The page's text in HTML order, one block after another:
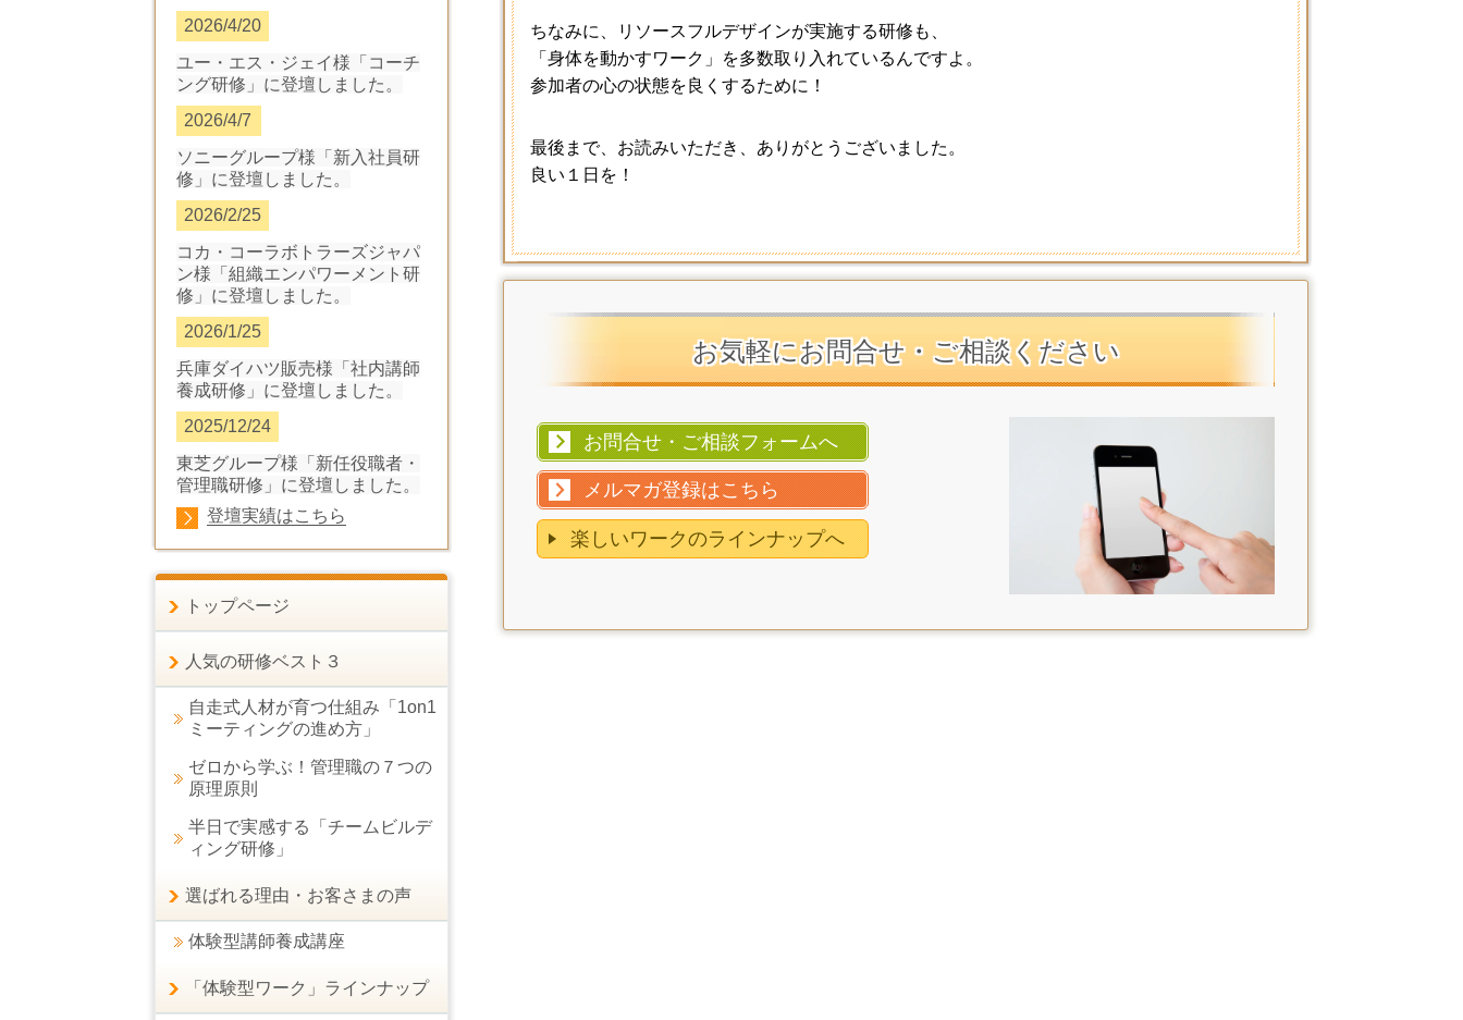
ちなみに、リソースフルデザインが実施する研修も、
「身体を動かすワーク」を多数取り入れているんですよ。
参加者の心の状態を良くするために！
最後まで、お読みいただき、ありがとうございました。
良い１日を！
お気軽にお問合せ・ご相談ください
お問合せ・ご相談フォームへ
メルマガ登録はこちら
楽しいワークのラインナップへ
2026/4/20
ユー・エス・ジェイ様「コーチ
ング研修」に登壇しました。
2026/4/7
ソニーグループ様「新入社員研
修」に登壇しました 。
2026/2/25
コカ・コーラボトラーズジャパ
ン様「組織エンパワーメント研
修」に登壇しました 。
2026/1/25
兵庫ダイハツ販売様「社内講師
養成研修」に登壇しました 。
2025/12/24
東芝グループ様「新任役職者・
管理職研修」に登壇しました。
登壇実績はこちら
トップページ
人気の研修ベスト３
自走式人材が育つ仕組み「1on1
ミーティングの進め方」
ゼロから学ぶ！管理職の７つの
原理原則
半日で実感する「チームビルデ
ィング研修」
選ばれる理由・お客さまの声
体験型講師養成講座
「体験型ワーク」ラインナップ